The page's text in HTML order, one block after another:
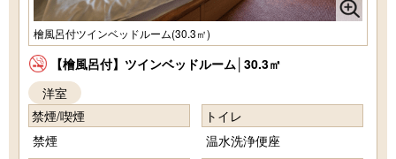
檜風呂付ツインベッドルーム(30.3㎡)
【檜風呂付】ツインベッドルーム│30.3㎡
洋室
禁煙/喫煙
禁煙
トイレ
温水洗浄便座